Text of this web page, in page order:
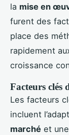
la mise en
furent des
place des
rapidement
croissance
Facteurs clés
Les facteurs
incluent
marché et